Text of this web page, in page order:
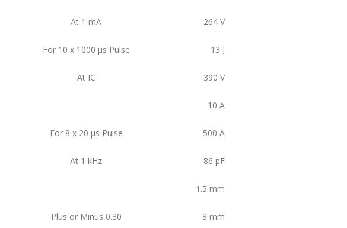
At 1 mA 264 V
For 10 x 1000 μs Pulse 13 J
At IC 390 V
10 A
For 8 x 20 μs Pulse 500 A
At 1 kHz 86 pF
1.5 mm
Plus or Minus 0.30 8 mm